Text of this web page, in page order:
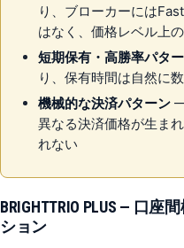
り、ブローカーには
はなく、価格レベル上
短期保有・高勝率パタ
り、保有時間は自然に
機械的な決済パターン
異なる決済価格が生ま
れない
BRIGHTTRIO PLUS — 口
ション